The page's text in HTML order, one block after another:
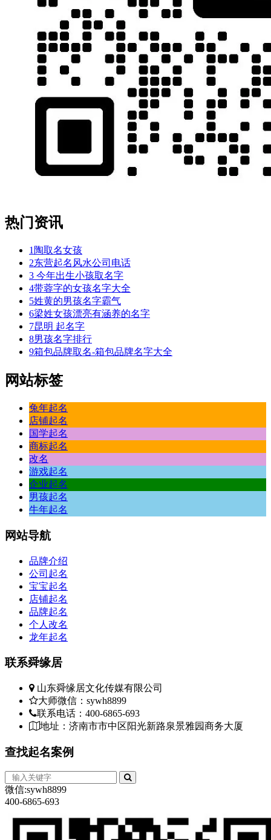
热门资讯
1 陶取名女孩
2东营起名风水公司电话
3 今年出生小孩取名字
4带蓉字的女孩名字大全
5姓黄的男孩名字霸气
6梁姓女孩漂亮有涵养的名字
7昆明 起名字
8男孩名字排行
9箱包品牌取名-箱包品牌名字大全
网站标签
兔年起名
店铺起名
国学起名
商标起名
改名
游戏起名
企业起名
男孩起名
牛年起名
网站导航
品牌介绍
公司起名
宝宝起名
店铺起名
品牌起名
个人改名
龙年起名
联系舜缘居
山东舜缘居文化传媒有限公司
大师微信：sywh8899
联系电话：400-6865-693
地址：济南市市中区阳光新路泉景雅园商务大厦
查找起名案例
微信:sywh8899
400-6865-693